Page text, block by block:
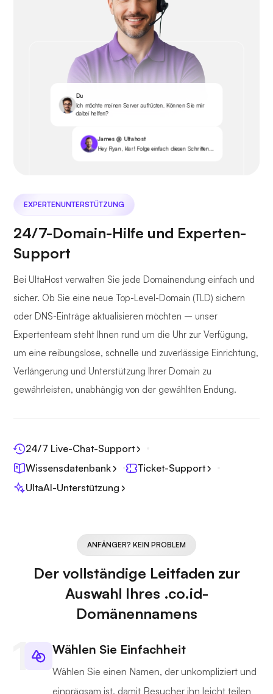
Du
Ich möchte meinen Server aufrüsten. Können Sie mir
dabei helfen?
James @ Ultahost
Hey Ryan, klar! Folge einfach diesen Schritten...
EXPERTENUNTERSTÜTZUNG
24/7-Domain-Hilfe und Experten-
Support
Bei UltaHost verwalten Sie jede Domainendung einfach und
sicher. Ob Sie eine neue Top-Level-Domain (TLD) sichern
oder DNS-Einträge aktualisieren möchten – unser
Expertenteam steht Ihnen rund um die Uhr zur Verfügung,
um eine reibungslose, schnelle und zuverlässige Einrichtung,
Verlängerung und Unterstützung Ihrer Domain zu
gewährleisten, unabhängig von der gewählten Endung.
24/7 Live-Chat-Support
Wissensdatenbank
Ticket-Support
UltaAI-Unterstützung
ANFÄNGER? KEIN PROBLEM
Der vollständige Leitfaden zur
Auswahl Ihres .co.id-
Domänennamens
Wählen Sie Einfachheit
Wählen Sie einen Namen, der unkompliziert und
einprägsam ist, damit Besucher ihn leicht teilen